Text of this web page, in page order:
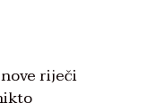
riječi